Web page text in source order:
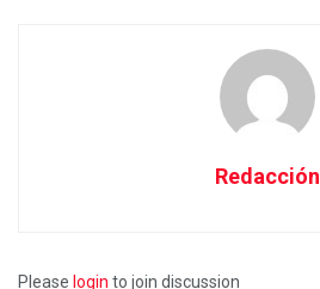
Redacción
Please login to join discussion